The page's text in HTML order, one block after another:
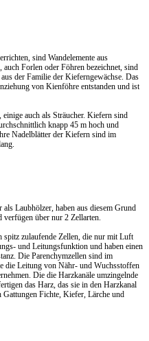
sind Wandelemente aus
Forlen oder Föhren bezeichnet, sind
der Familie der Kieferngewächse. Das
von Kienföhre entstanden und ist
auch als Sträucher. Kiefern sind
knapp 45 m hoch und
Nadelblätter der Kiefern sind im
Laubhölzer, haben aus diesem Grund
verfügen über nur 2 Zellarten.
spitz zulaufende Zellen, die nur mit Luft
und Leitungsfunktion und haben einen
Die Parenchymzellen sind im
die Leitung von Nähr- und Wuchsstoffen
Die die Harzkanäle umzingelnde
das Harz, das sie in den Harzkanal
Gattungen Fichte, Kiefer, Lärche und